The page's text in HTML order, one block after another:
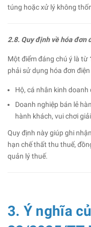
túng hoặc xử lý không
2.8. Quy định về hóa
Một điểm đáng chú ý là từ
phải sử dụng hóa đơn
Hộ, cá nhân kinh
Doanh nghiệp bán lẻ
hành khách, vui chơi
Quy định này giúp ghi
hạn chế thất thu thuế,
quản lý thuế.
3. Ý nghĩa